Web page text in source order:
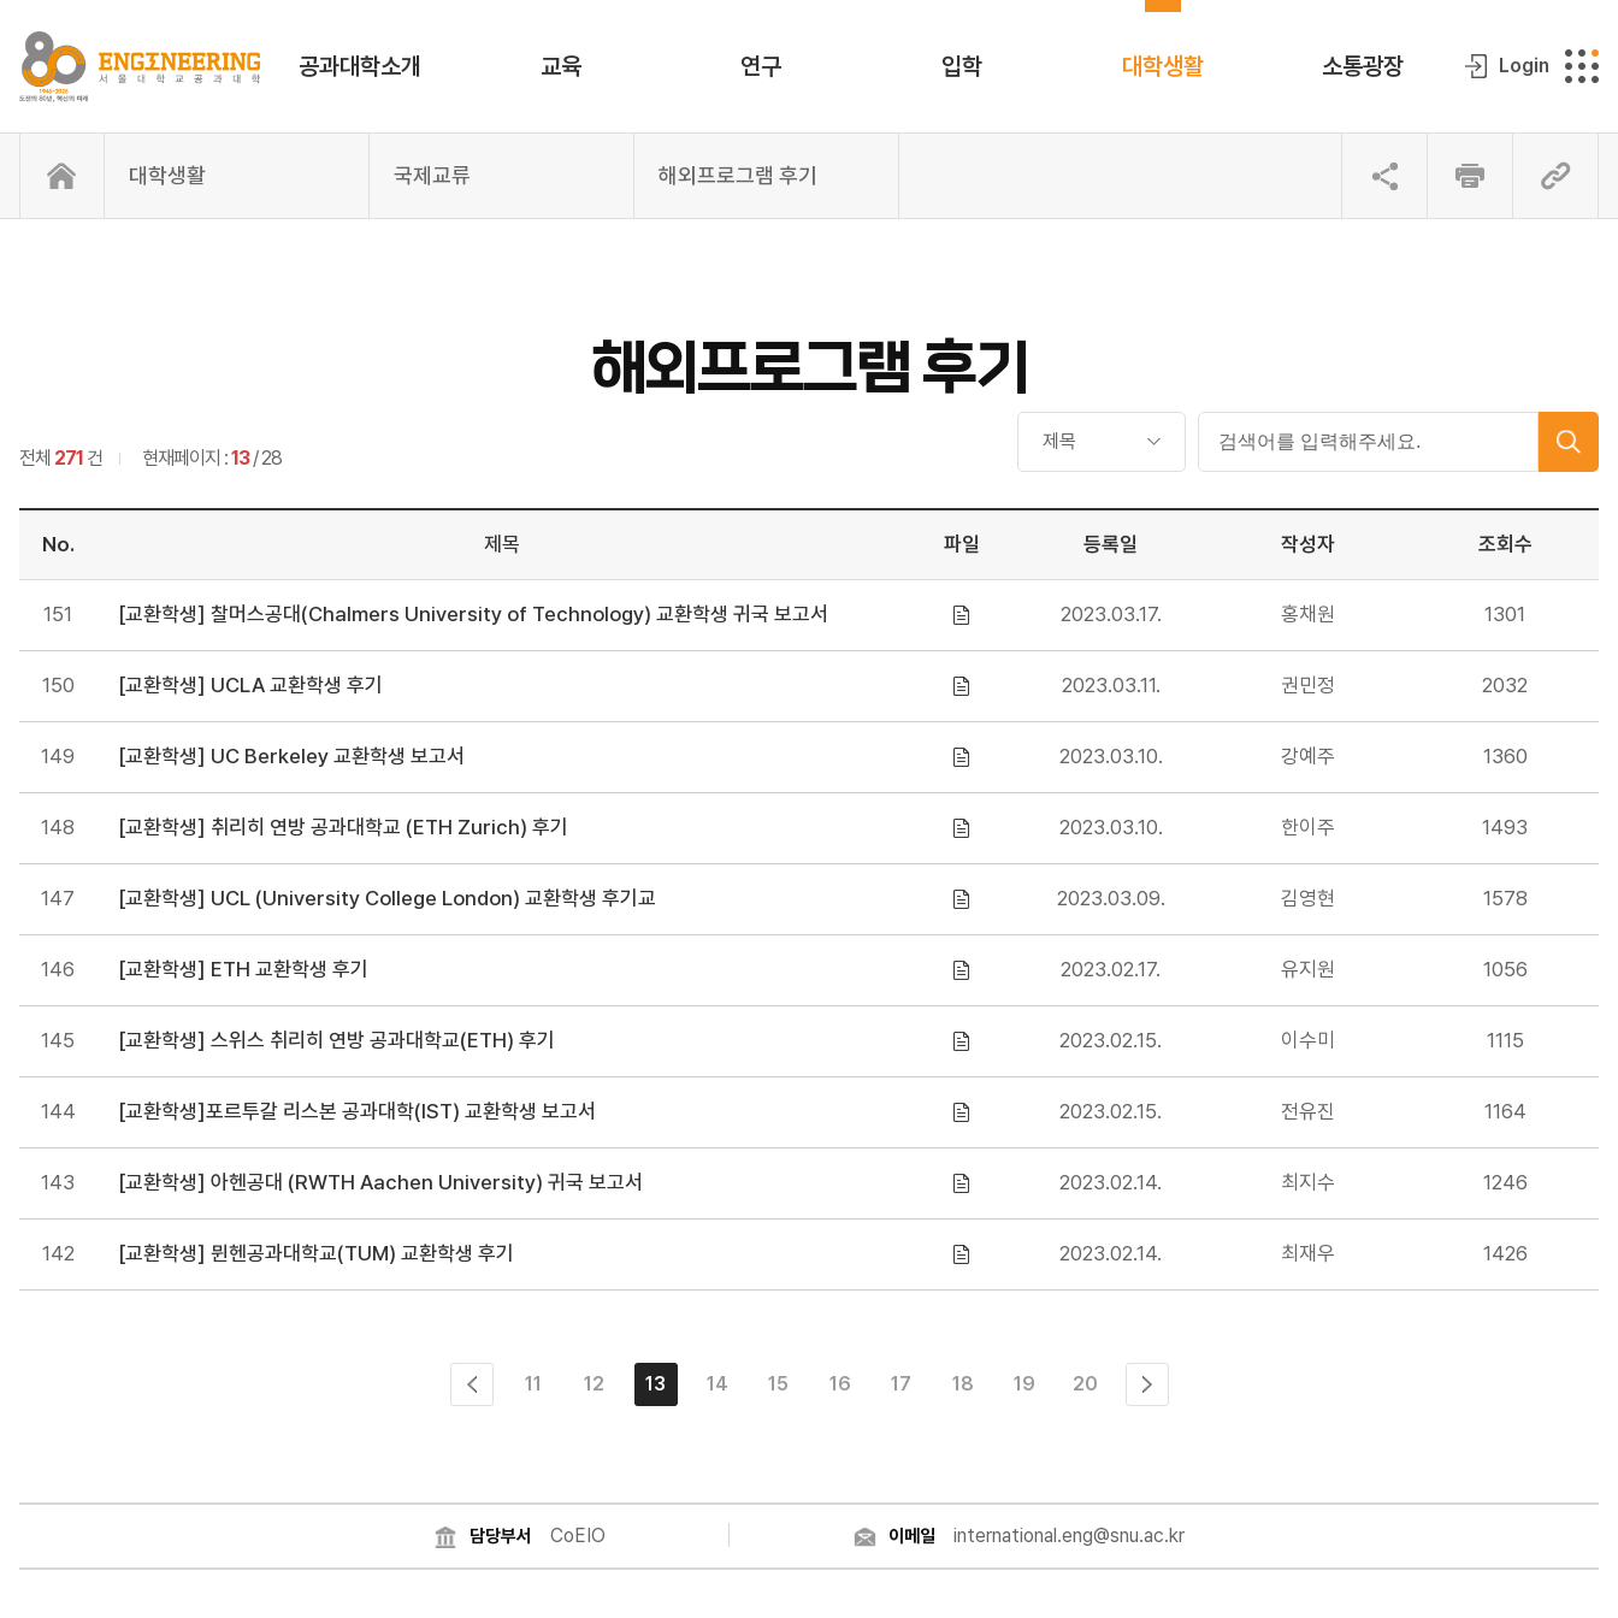
공과대학소개 교육 연구 입학 대학생활 소통광장 Login
대학생활 국제교류 해외프로그램 후기
해외프로그램 후기
전체 271 건 현재페이지 :13/ 28
No. 제목 파일 등록일 작성자 조회수
151 [교환학생] 찰머스공대(Chalmers University of Technology) 교환학생 귀국 보고서 2023.03.17. 홍채원 1301
150 [교환학생] UCLA 교환학생 후기 2023.03.11. 권민정 2032
149 [교환학생] UC Berkeley 교환학생 보고서 2023.03.10. 강예주 1360
148 [교환학생] 취리히 연방 공과대학교 (ETH Zurich) 후기 2023.03.10. 한이주 1493
147 [교환학생] UCL (University College London) 교환학생 후기교 2023.03.09. 김영현 1578
146 [교환학생] ETH 교환학생 후기 2023.02.17. 유지원 1056
145 [교환학생] 스위스 취리히 연방 공과대학교(ETH) 후기 2023.02.15. 이수미 1115
144 [교환학생]포르투갈 리스본 공과대학(IST) 교환학생 보고서 2023.02.15. 전유진 1164
143 [교환학생] 아헨공대 (RWTH Aachen University) 귀국 보고서 2023.02.14. 최지수 1246
142 [교환학생] 뮌헨공과대학교(TUM) 교환학생 후기 2023.02.14. 최재우 1426
11 12 13 14 15 16 17 18 19 20
담당부서 CoEIO 이메일 international.eng@snu.ac.kr